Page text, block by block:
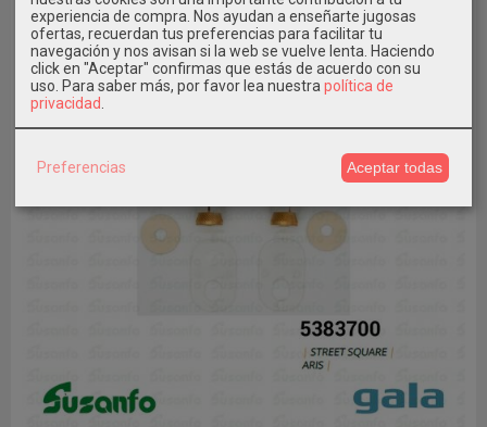
experiencia de compra. Nos ayudan a enseñarte jugosas
ofertas, recuerdan tus preferencias para facilitar tu
navegación y nos avisan si la web se vuelve lenta. Haciendo
click en "Aceptar" confirmas que estás de acuerdo con su
uso. Para saber más, por favor lea nuestra política de
privacidad
Preferencias Aceptar todas